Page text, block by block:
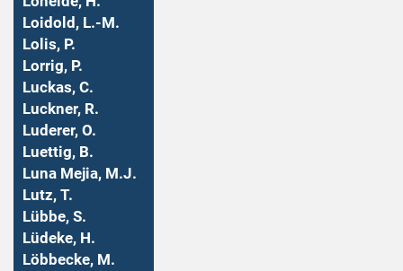
Loidold, L.-M.
Lolis, P.
Lorrig, P.
Luckas, C.
Luckner, R.
Luderer, O.
Luettig, B.
Luna Mejia, M.J.
Lutz, T.
Lübbe, S.
Lüdeke, H.
Löbbecke, M.